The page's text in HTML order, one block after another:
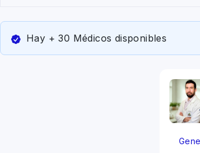
Hay + 30 Médicos disponibles